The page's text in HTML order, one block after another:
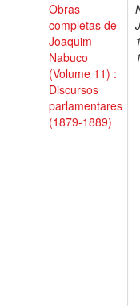
Obras
completas de
Joaquim
Nabuco
(Volume 11) :
Discursos
parlamentares
(1879-1889)